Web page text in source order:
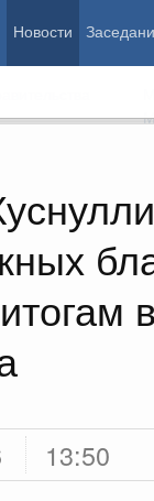
Новости
13:50